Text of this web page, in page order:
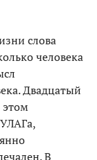
слова
человека
Двадцатый
В